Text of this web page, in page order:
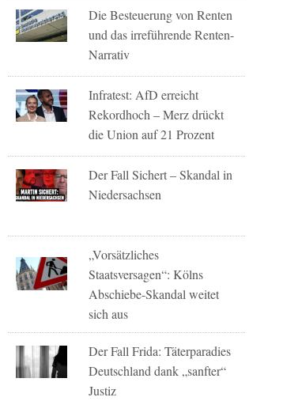
Die Besteuerung von Renten
und das irreführende Renten-
Narrativ
Infratest: AfD erreicht
Rekordhoch – Merz drückt
die Union auf 21 Prozent
Der Fall Sichert – Skandal in
Niedersachsen
„Vorsätzliches
Staatsversagen“: Kölns
Abschiebe-Skandal weitet
sich aus
Der Fall Frida: Täterparadies
Deutschland dank „sanfter“
Justiz